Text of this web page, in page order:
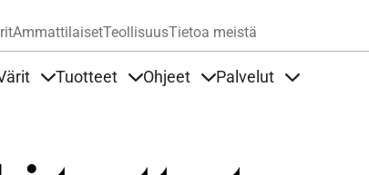
AmmattilaisetTeollisuusTietoa meistä
Tuotteet Ohjeet Palvelut